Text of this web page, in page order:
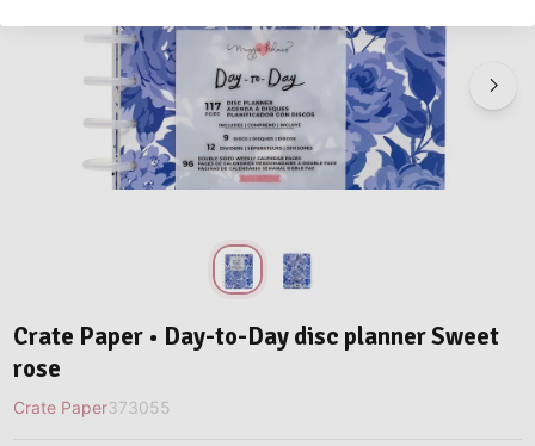
Crate Paper • Day-to-Day disc planner Sweet
rose
Crate Paper373055